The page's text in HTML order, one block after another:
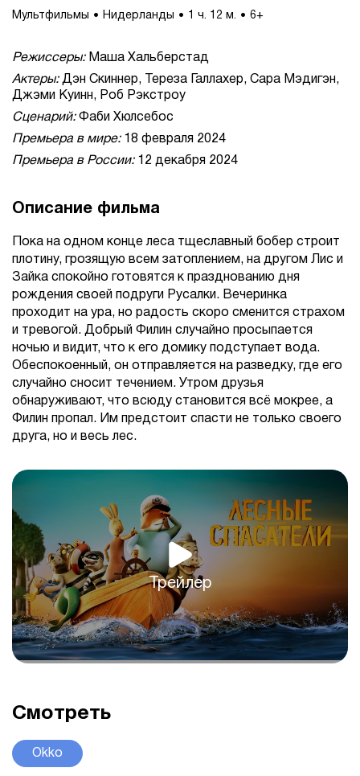
Мультфильмы Нидерланды 1 ч. 12 м. 6+
Режиссеры:Маша Хальберстад
Актеры:Дэн Скиннер, Тереза Галлахер, Сара Мэдигэн,
Джэми Куинн, Роб Рэкстроу
Сценарий:Фаби Хюлсебос
Премьера в мире:18 февраля 2024
Премьера в России:12 декабря 2024
Описание фильма
Пока на одном конце леса тщеславный бобер строит
плотину, грозящую всем затоплением, на другом Лис и
Зайка спокойно готовятся к празднованию дня
рождения своей подруги Русалки. Вечеринка
проходит на ура, но радость скоро сменится страхом
и тревогой. Добрый Филин случайно просыпается
ночью и видит, что к его домику подступает вода.
Обеспокоенный, он отправляется на разведку, где его
случайно сносит течением. Утром друзья
обнаруживают, что всюду становится всё мокрее, а
Филин пропал. Им предстоит спасти не только своего
друга, но и весь лес.
Трейлер
Смотреть
Okko